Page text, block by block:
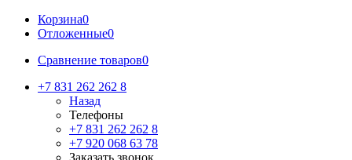
Корзина0
Отложенные0
Сравнение товаров0
+7 831 262 262 8
Назад
Телефоны
+7 831 262 262 8
+7 920 068 63 78
Заказать звонок